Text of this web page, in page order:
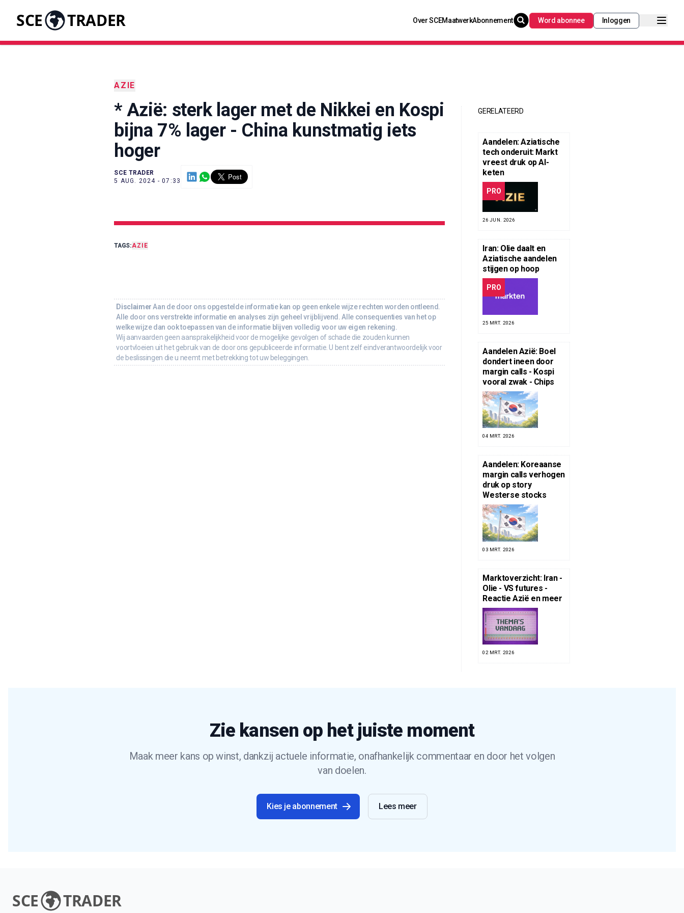
SCE TRADER Over SCEMaatwerkAbonnement Word abonnee Inloggen
AZIE
* Azië: sterk lager met de Nikkei en Kospi
bijna 7% lager - China kunstmatig iets
hoger
SCE TRADER
5 AUG. 2024 - 07:33
TAGS:AZIE
Disclaimer Aan de door ons opgestelde informatie kan op geen enkele wijze rechten worden ontleend.
Alle door ons verstrekte informatie en analyses zijn geheel vrijblijvend. Alle consequenties van het op
welke wijze dan ook toepassen van de informatie blijven volledig voor uw eigen rekening.
Wij aanvaarden geen aansprakelijkheid voor de mogelijke gevolgen of schade die zouden kunnen
voortvloeien uit het gebruik van de door ons gepubliceerde informatie. U bent zelf eindverantwoordelijk voor
de beslissingen die u neemt met betrekking tot uw beleggingen.
GERELATEERD
Aandelen: Aziatische
tech onderuit: Markt
vreest druk op AI-
keten
PRO
26 JUN. 2026
Iran: Olie daalt en
Aziatische aandelen
stijgen op hoop
PRO
25 MRT. 2026
Aandelen Azië: Boel
dondert ineen door
margin calls - Kospi
vooral zwak - Chips
04 MRT. 2026
Aandelen: Koreaanse
margin calls verhogen
druk op story
Westerse stocks
03 MRT. 2026
Marktoverzicht: Iran -
Olie - VS futures -
Reactie Azië en meer
02 MRT. 2026
Zie kansen op het juiste moment
Maak meer kans op winst, dankzij actuele informatie, onafhankelijk commentaar en door het volgen
van doelen.
Kies je abonnement Lees meer
SCE TRADER